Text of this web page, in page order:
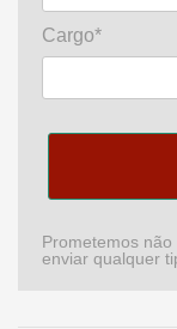
Cargo*
Prometemos
enviar qualquer